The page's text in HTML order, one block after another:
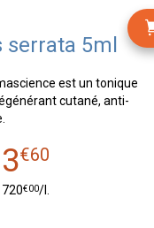
5ml
est un tonique
cutané, anti-
3€60
720€00/